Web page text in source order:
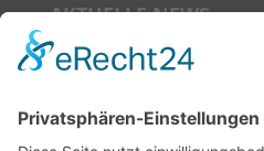
AKTUELLE NEWS
Das neue
Auszeit im